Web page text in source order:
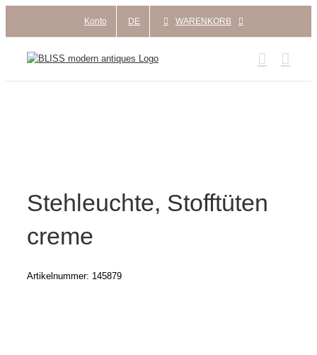
springen
Konto DE WARENKORB
Stehleuchte, Stofftüten
creme
Artikelnummer: 145879